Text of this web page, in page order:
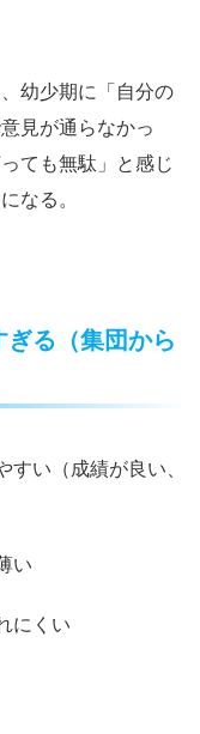
幼少期に「自分の
見が通らなかっ
ても無駄」と感じ
なる。
る（集団から
い（成績が良い、
い
にくい